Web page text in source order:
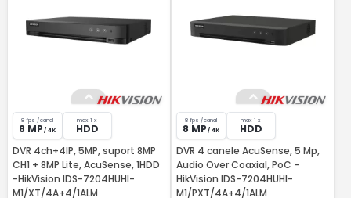
8 fps /canal
8 MP / 4K
max 1 x
HDD
DVR 4ch+4IP, 5MP, suport 8MP
CH1 + 8MP Lite, AcuSense, 1HDD
-HikVision IDS-7204HUHI-
M1/XT/4A+4/1ALM
8 fps /canal
8 MP / 4K
max 1 x
HDD
DVR 4 canele AcuSense, 5 Mp,
Audio Over Coaxial, PoC -
HikVision IDS-7204HUHI-
M1/PXT/4A+4/1ALM